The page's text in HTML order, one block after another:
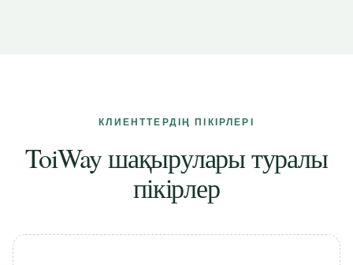
КЛИЕНТТЕРДІҢ ПІКІРЛЕРІ
ToiWay шақырулары туралы
пікірлер